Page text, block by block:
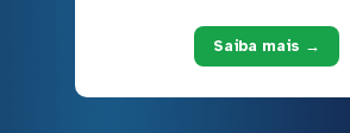
Saiba mais →